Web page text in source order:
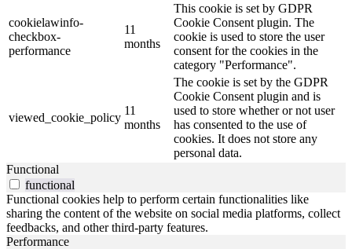
cookielawinfo-
checkbox-
performance
11
months
This cookie is set by GDPR
Cookie Consent plugin. The
cookie is used to store the user
consent for the cookies in the
category "Performance".
viewed_cookie_policy
11
months
The cookie is set by the GDPR
Cookie Consent plugin and is
used to store whether or not user
has consented to the use of
cookies. It does not store any
personal data.
Functional
functional
Functional cookies help to perform certain functionalities like
sharing the content of the website on social media platforms, collect
feedbacks, and other third-party features.
Performance